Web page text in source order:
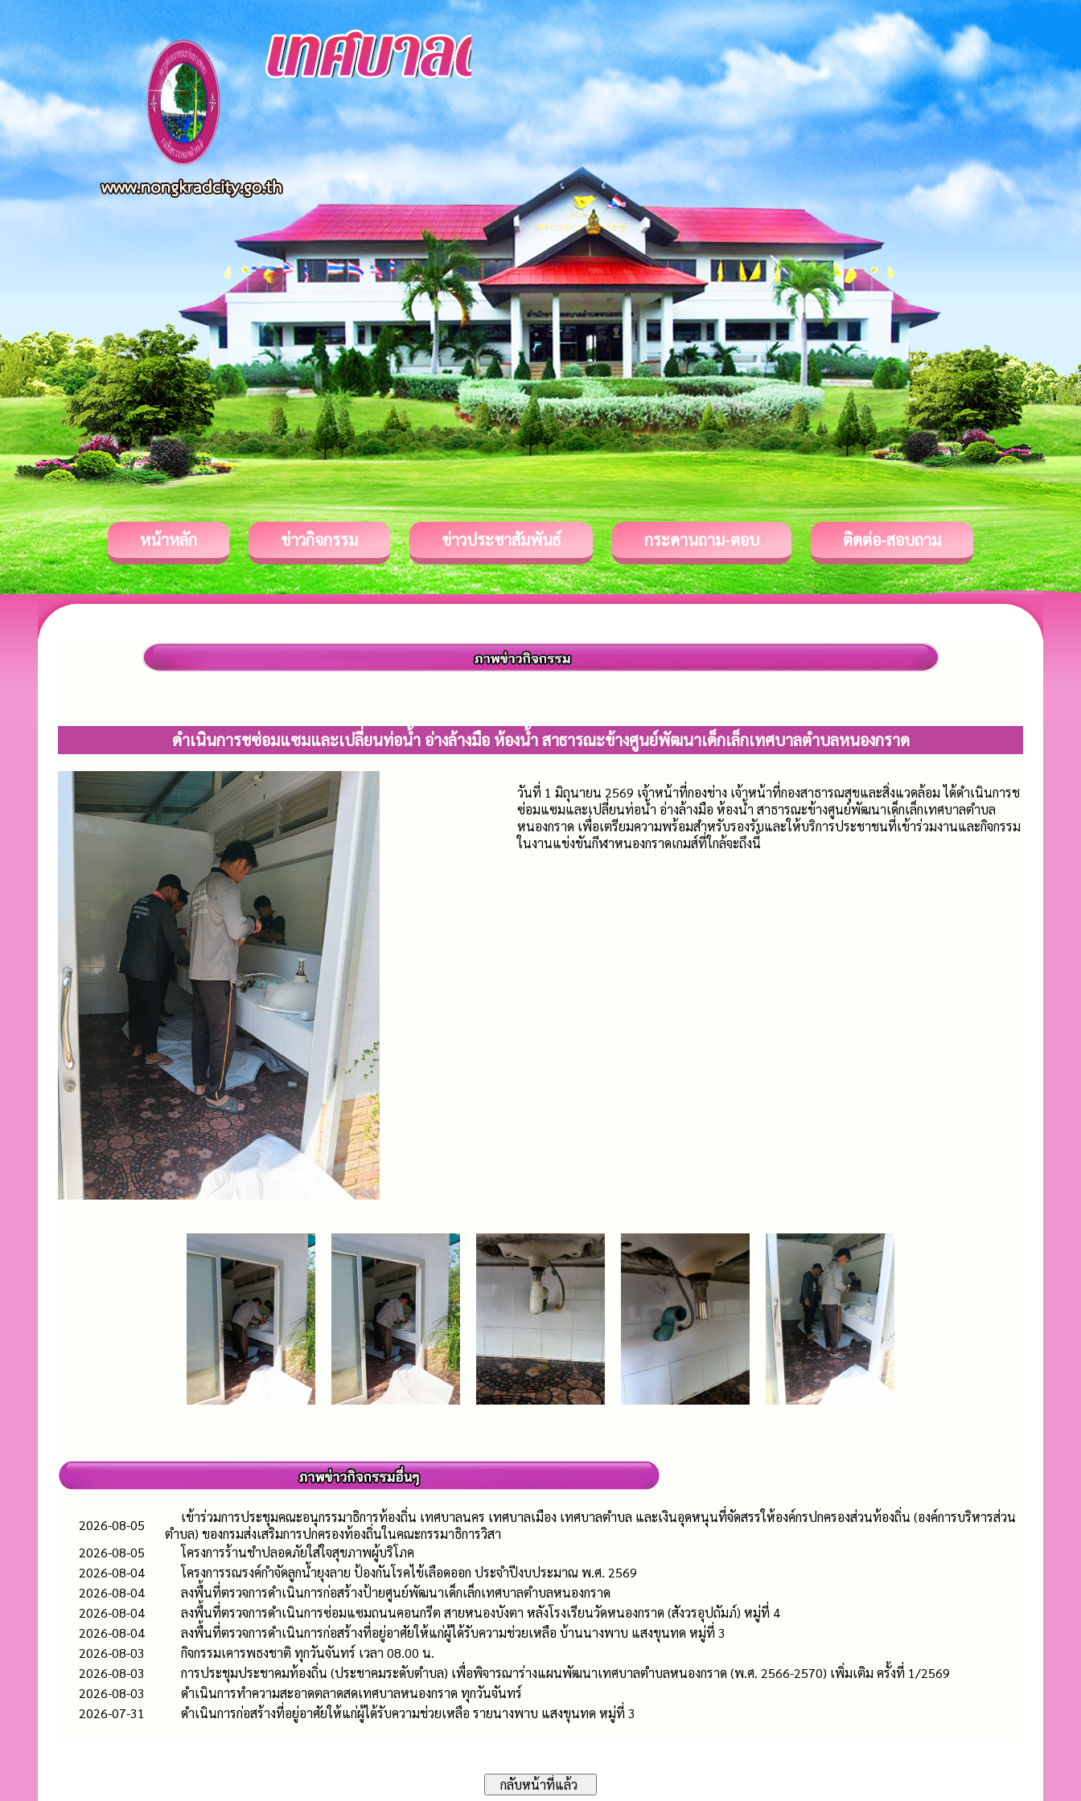
หน้าหลัก ข่าวกิจกรรม ข่าวประชาสัมพันธ์ กระดานถาม-ตอบ ติดต่อ-สอบถาม
ดำเนินการชซ่อมแซมและเปลี่ยนท่อน้ำ อ่างล้างมือ ห้องน้ำ สาธารณะข้างศูนย์พัฒนาเด็กเล็กเทศบาลตำบลหนองกราด
วันที่ 1 มิถุนายน 2569 เจ้าหน้าที่กองช่าง เจ้าหน้าที่กองสาธารณสุขและสิ่งแวดล้อม ได้ดำเนินการช
ซ่อมแซมและเปลี่ยนท่อน้ำ อ่างล้างมือ ห้องน้ำ สาธารณะข้างศูนย์พัฒนาเด็กเล็กเทศบาลตำบล
หนองกราด เพื่อเตรียมความพร้อมสำหรับรองรับและให้บริการประชาชนที่เข้าร่วมงานและกิจกรรม
ในงานแข่งขันกีฬาหนองกราดเกมส์ที่ใกล้จะถึงนี้
2026-08-05
เข้าร่วมการประชุมคณะอนุกรรมาธิการท้องถิ่น เทศบาลนคร เทศบาลเมือง เทศบาลตำบล และเงินอุดหนุนที่จัดสรรให้องค์กรปกครองส่วนท้องถิ่น (องค์การบริหารส่วน
ตำบล) ของกรมส่งเสริมการปกครองท้องถิ่นในคณะกรรมาธิการวิสา
2026-08-05
โครงการร้านชำปลอดภัยใส่ใจสุขภาพผู้บริโภค
2026-08-04
โครงการรณรงค์กำจัดลูกน้ำยุงลาย ป้องกันโรคไข้เลือดออก ประจำปีงบประมาณ พ.ศ. 2569
2026-08-04
ลงพื้นที่ตรวจการดำเนินการก่อสร้างป้ายศูนย์พัฒนาเด็กเล็กเทศบาลตำบลหนองกราด
2026-08-04
ลงพื้นที่ตรวจการดำเนินการซ่อมแซมถนนคอนกรีต สายหนองบังตา หลังโรงเรียนวัดหนองกราด (สังวรอุปถัมภ์) หมู่ที่ 4
2026-08-04
ลงพื้นที่ตรวจการดำเนินการก่อสร้างที่อยู่อาศัยให้แก่ผู้ได้รับความช่วยเหลือ บ้านนางพาบ แสงขุนทด หมู่ที่ 3
2026-08-03
กิจกรรมเคารพธงชาติ ทุกวันจันทร์ เวลา 08.00 น.
2026-08-03
การประชุมประชาคมท้องถิ่น (ประชาคมระดับตำบล) เพื่อพิจารณาร่างแผนพัฒนาเทศบาลตำบลหนองกราด (พ.ศ. 2566-2570) เพิ่มเติม ครั้งที่ 1/2569
2026-08-03
ดำเนินการทำความสะอาดตลาดสดเทศบาลหนองกราด ทุกวันจันทร์
2026-07-31
ดำเนินการก่อสร้างที่อยู่อาศัยให้แก่ผู้ได้รับความช่วยเหลือ รายนางพาบ แสงขุนทด หมู่ที่ 3